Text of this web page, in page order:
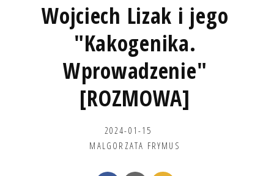
Wojciech Lizak i jego
"Kakogenika.
Wprowadzenie"
[ROZMOWA]
2024-01-15
MALGORZATA FRYMUS